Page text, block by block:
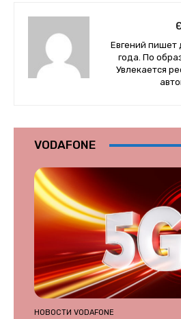
Евгений пишет
года. По
Увлекается
VODAFONE
НОВОСТИ VODAFONE